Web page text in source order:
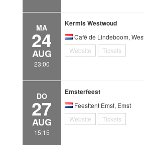
MA
24
AUG
23:00
Kermis Westwoud
Café de Lindeboom,
Website
Tickets
DO
27
AUG
15:15
Emsterfeest
Feesttent Emst, Emst
Website
Tickets